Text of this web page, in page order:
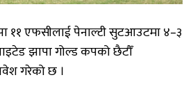
एफसीलाई पेनाल्टी सुटआउटमा ४–३
झापा गोल्ड कपको छैटौँ
गरेको छ ।